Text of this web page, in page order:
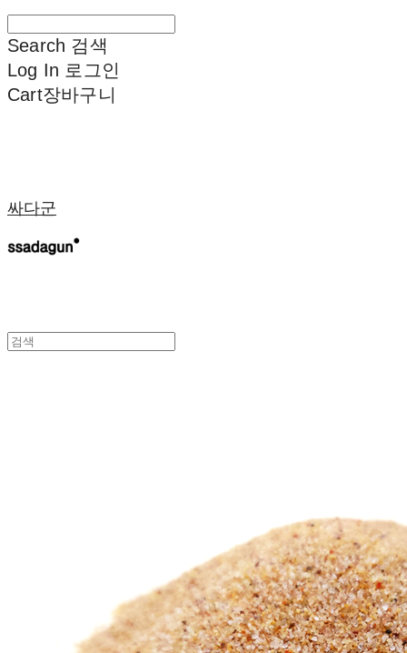
Search 검색
Log In 로그인
Cart장바구니
싸다군